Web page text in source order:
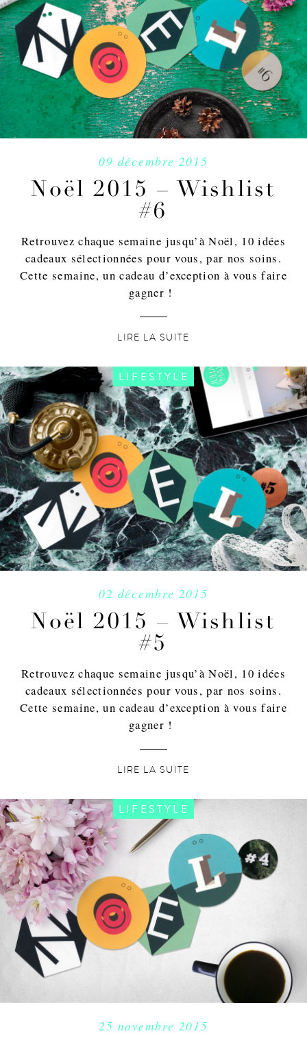
09 décembre 2015
Noël 2015 – Wishlist
#6
Retrouvez chaque semaine jusqu’à Noël, 10 idées
cadeaux sélectionnées pour vous, par nos soins.
Cette semaine, un cadeau d’exception à vous faire
gagner !
LIRE LA SUITE
LIFESTYLE
02 décembre 2015
Noël 2015 – Wishlist
#5
Retrouvez chaque semaine jusqu’à Noël, 10 idées
cadeaux sélectionnées pour vous, par nos soins.
Cette semaine, un cadeau d’exception à vous faire
gagner !
LIRE LA SUITE
LIFESTYLE
25 novembre 2015